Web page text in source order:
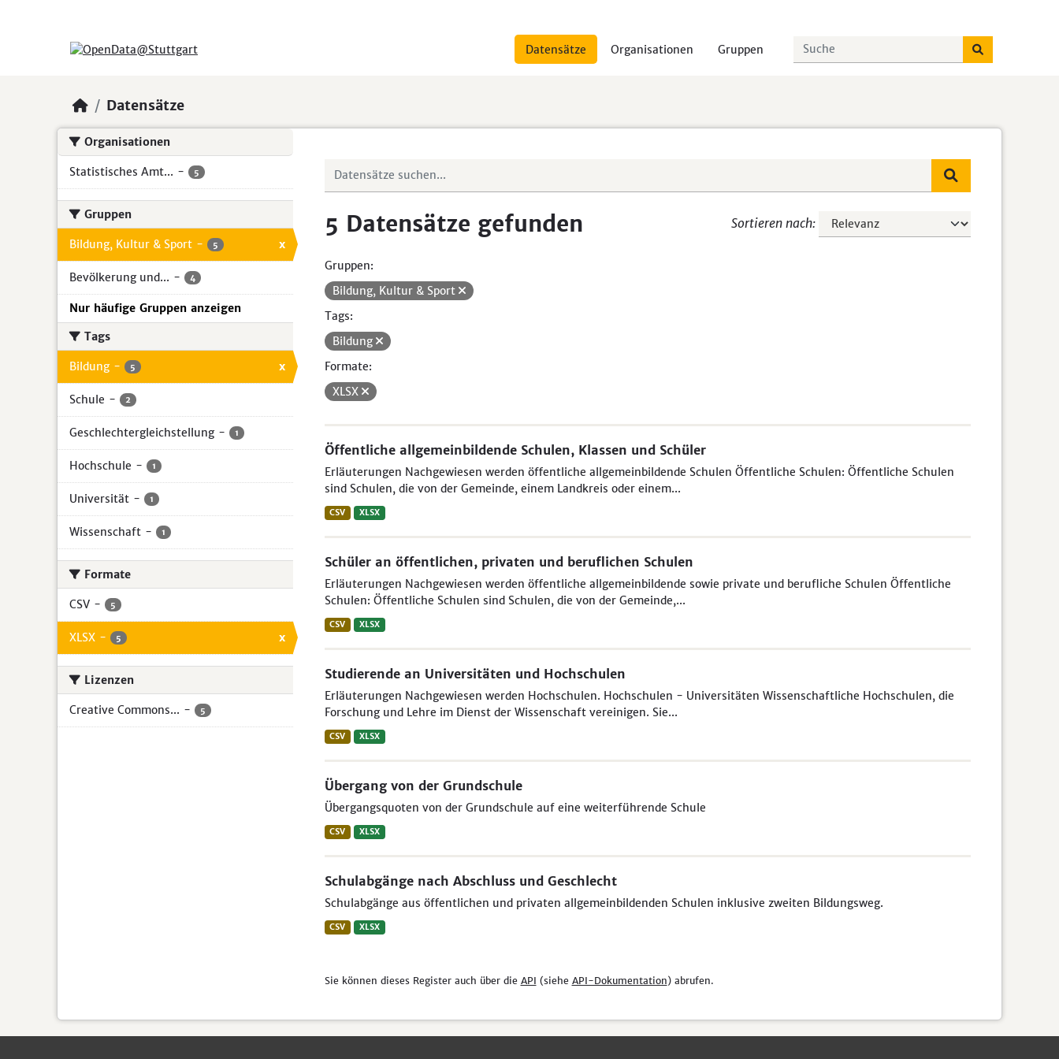
Datensätze Organisationen Gruppen
Datensätze
Organisationen
Statistisches Amt... - 5
Gruppen
Bildung, Kultur & Sport - 5 x
Bevölkerung und... - 4
Nur häufige Gruppen anzeigen
Tags
Bildung - 5 x
Schule - 2
Geschlechtergleichstellung - 1
Hochschule - 1
Universität - 1
Wissenschaft - 1
Formate
CSV - 5
XLSX - 5 x
Lizenzen
Creative Commons... - 5
Sortieren nach
5 Datensätze gefunden
Gruppen:
Bildung, Kultur & Sport
Tags:
Bildung
Formate:
XLSX
Öffentliche allgemeinbildende Schulen, Klassen und Schüler
Erläuterungen Nachgewiesen werden öffentliche allgemeinbildende Schulen Öffentliche Schulen: Öffentliche Schulen
sind Schulen, die von der Gemeinde, einem Landkreis oder einem...
CSV XLSX
Schüler an öffentlichen, privaten und beruflichen Schulen
Erläuterungen Nachgewiesen werden öffentliche allgemeinbildende sowie private und berufliche Schulen Öffentliche
Schulen: Öffentliche Schulen sind Schulen, die von der Gemeinde,...
CSV XLSX
Studierende an Universitäten und Hochschulen
Erläuterungen Nachgewiesen werden Hochschulen. Hochschulen - Universitäten Wissenschaftliche Hochschulen, die
Forschung und Lehre im Dienst der Wissenschaft vereinigen. Sie...
CSV XLSX
Übergang von der Grundschule
Übergangsquoten von der Grundschule auf eine weiterführende Schule
CSV XLSX
Schulabgänge nach Abschluss und Geschlecht
Schulabgänge aus öffentlichen und privaten allgemeinbildenden Schulen inklusive zweiten Bildungsweg.
CSV XLSX
Sie können dieses Register auch über die API (siehe API-Dokumentation) abrufen.